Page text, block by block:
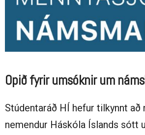
Opið fyrir umsóknir um
Stúdentaráð HÍ hefur tilkynnt að
nemendur Háskóla Íslands sótt